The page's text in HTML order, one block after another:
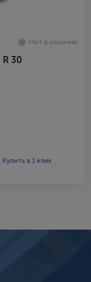
Нет в наличии
30
Купить в 1 клик